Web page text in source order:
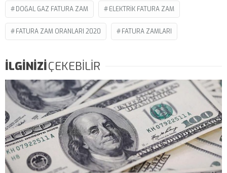
DOĞAL GAZ FATURA ZAM ELEKTRIK FATURA ZAM
FATURA ZAM ORANLARI 2020 FATURA ZAMLARI
İLGİNİZİÇEKEBİLİR